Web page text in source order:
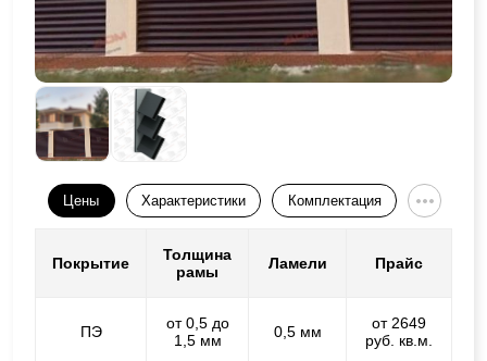
Цены Характеристики Комплектация
Покрытие
Толщина
рамы
Ламели Прайс
ПЭ
от 0,5 до
1,5 мм
0,5 мм
от 2649
руб. кв.м.